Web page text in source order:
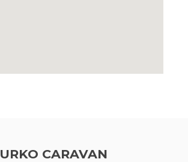
URKO CARAVAN